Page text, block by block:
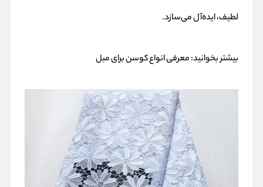
لطیف، ایده‌آل می‌سازد.
بیشتر بخوانید:معرفی انواع کوسن برای مبل